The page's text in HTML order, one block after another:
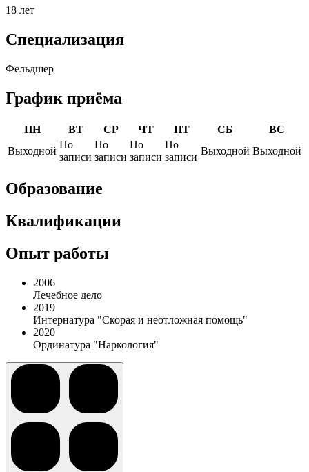
18 лет
Специализация
Фельдшер
График приёма
ПН ВТ СР ЧТ ПТ СБ
ВС
Выходной
По
записи
По
записи
По
записи
По
записи
Выходной Выходной
Образование
Квалификации
Опыт работы
2006
Лечебное дело
2019
Интернатура "Скорая и неотложная помощь"
2020
Ординатура "Наркология"